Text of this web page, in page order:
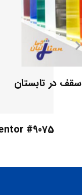
#9075
سقف در تابستان